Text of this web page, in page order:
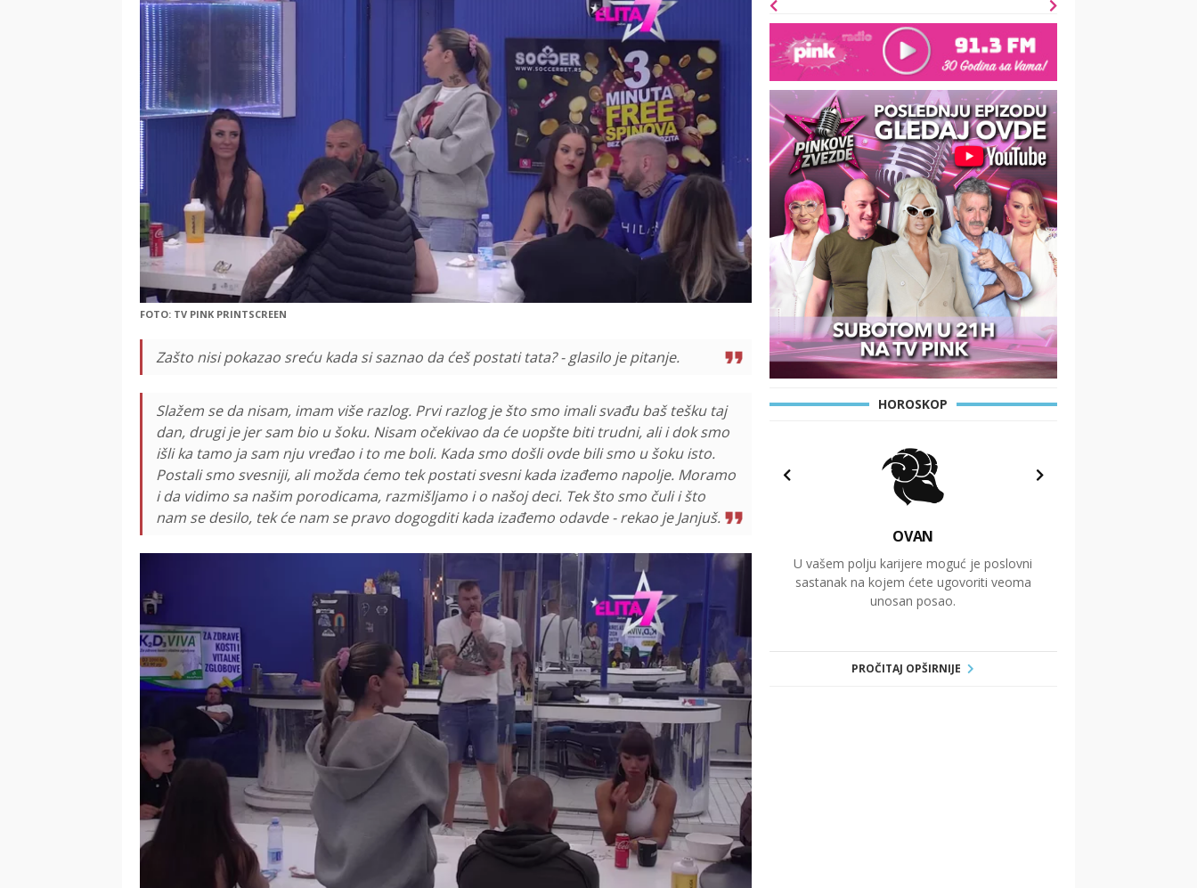
FOTO: TV PINK PRINTSCREEN
Zašto nisi pokazao sreću kada si saznao da ćeš postati tata? - glasilo je pitanje.
Slažem se da nisam, imam više razlog. Prvi razlog je što smo imali svađu baš tešku taj
dan, drugi je jer sam bio u šoku. Nisam očekivao da će uopšte biti trudni, ali i dok smo
išli ka tamo ja sam nju vređao i to me boli. Kada smo došli ovde bili smo u šoku isto.
Postali smo svesniji, ali možda ćemo tek postati svesni kada izađemo napolje. Moramo
i da vidimo sa našim porodicama, razmišljamo i o našoj deci. Tek što smo čuli i što
nam se desilo, tek će nam se pravo dogogditi kada izađemo odavde - rekao je Janjuš.
HOROSKOP
OVAN
U vašem polju karijere moguć je poslovni
sastanak na kojem ćete ugovoriti veoma
unosan posao.
PROČITAJ OPŠIRNIJE